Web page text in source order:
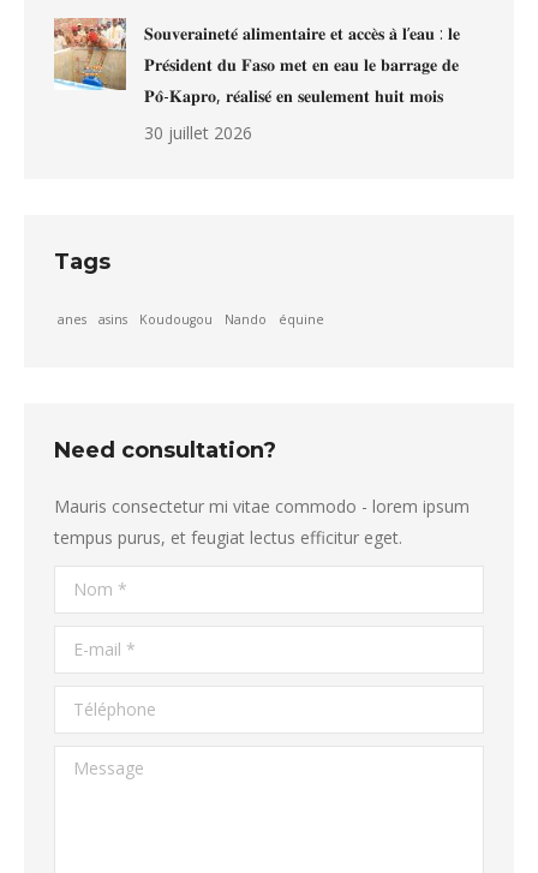
𝐒𝐨𝐮𝐯𝐞𝐫𝐚𝐢𝐧𝐞𝐭𝐞́ 𝐚𝐥𝐢𝐦𝐞𝐧𝐭𝐚𝐢𝐫𝐞 𝐞𝐭 𝐚𝐜𝐜𝐞̀𝐬 𝐚̀ 𝐥’𝐞𝐚𝐮 : 𝐥𝐞
𝐏𝐫𝐞́𝐬𝐢𝐝𝐞𝐧𝐭 𝐝𝐮 𝐅𝐚𝐬𝐨 𝐦𝐞𝐭 𝐞𝐧 𝐞𝐚𝐮 𝐥𝐞 𝐛𝐚𝐫𝐫𝐚𝐠𝐞 𝐝𝐞
𝐏𝐨̂-𝐊𝐚𝐩𝐫𝐨, 𝐫𝐞́𝐚𝐥𝐢𝐬𝐞́ 𝐞𝐧 𝐬𝐞𝐮𝐥𝐞𝐦𝐞𝐧𝐭 𝐡𝐮𝐢𝐭 𝐦𝐨𝐢𝐬
30 juillet 2026
Tags
anes asins Koudougou Nando équine
Need consultation?
Mauris consectetur mi vitae commodo - lorem ipsum
tempus purus, et feugiat lectus efficitur eget.
Nom *
E-mail *
Téléphone
Message